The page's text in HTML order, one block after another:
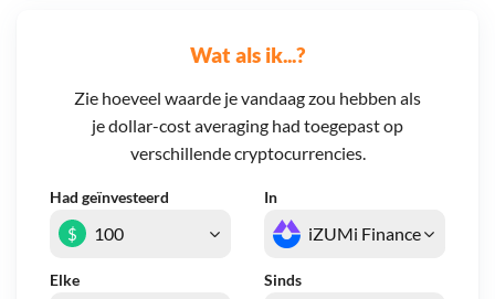
Wat als ik...?
Zie hoeveel waarde je vandaag zou hebben als
je dollar-cost averaging had toegepast op
verschillende cryptocurrencies.
Had geïnvesteerd In
Elke Sinds
$